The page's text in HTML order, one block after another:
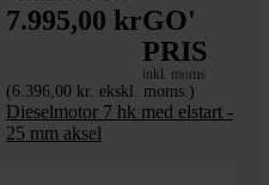
7.995,00 krGO'
PRIS
inkl. moms
(6.396,00 kr. ekskl. moms.)
Dieselmotor 7 hk med elstart -
25 mm aksel